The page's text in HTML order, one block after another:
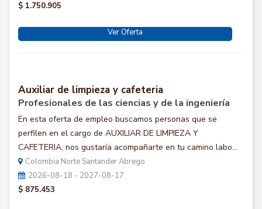
$ 1.750.905
Ver Oferta
Auxiliar de limpieza y cafeteria
Profesionales de las ciencias y de la ingeniería
En esta oferta de empleo buscamos personas que se
perfilen en el cargo de AUXILIAR DE LIMPIEZA Y
CAFETERIA, nos gustaría acompañarte en tu camino labo...
Colombia Norte Santander Abrego
2026-08-18 - 2027-08-17
$ 875.453